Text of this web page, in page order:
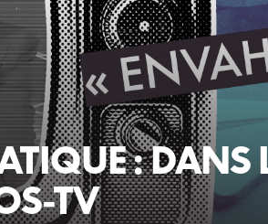
: DANS
TV